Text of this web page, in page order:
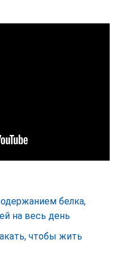
белка,
на весь день
чтобы жить